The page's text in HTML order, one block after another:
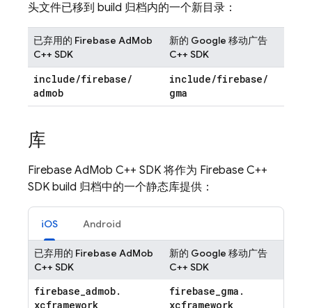
头文件已移到 build 归档内的一个新目录：
已弃用的 Firebase AdMob
C++ SDK
新的 Google 移动广告
C++ SDK
include/firebase/
admob
include/firebase/
gma
库
Firebase AdMob C++ SDK 将作为 Firebase C++
SDK build 归档中的一个静态库提供：
iOS Android
已弃用的 Firebase AdMob
C++ SDK
新的 Google 移动广告
C++ SDK
firebase_admob.
xcframework
firebase_gma .
xcframework